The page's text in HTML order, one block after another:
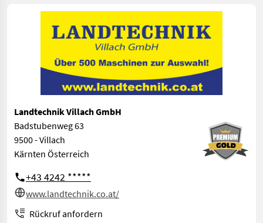
Landtechnik Villach GmbH
Badstubenweg 63
9500 - Villach
Kärnten Österreich
+43 4242 *****
www.landtechnik.co.at/
Rückruf anfordern